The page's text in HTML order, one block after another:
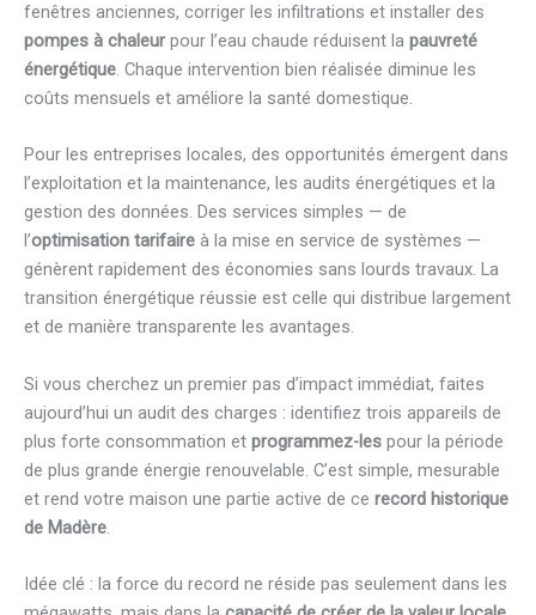
fenêtres anciennes, corriger les infiltrations et installer des
pompes à chaleur pour l’eau chaude réduisent la pauvreté
énergétique. Chaque intervention bien réalisée diminue les
coûts mensuels et améliore la santé domestique.
Pour les entreprises locales, des opportunités émergent dans
l’exploitation et la maintenance, les audits énergétiques et la
gestion des données. Des services simples — de
l’optimisation tarifaire à la mise en service de systèmes —
génèrent rapidement des économies sans lourds travaux. La
transition énergétique réussie est celle qui distribue largement
et de manière transparente les avantages.
Si vous cherchez un premier pas d’impact immédiat, faites
aujourd’hui un audit des charges : identifiez trois appareils de
plus forte consommation et programmez-les pour la période
de plus grande énergie renouvelable. C’est simple, mesurable
et rend votre maison une partie active de ce record historique
de Madère.
Idée clé : la force du record ne réside pas seulement dans les